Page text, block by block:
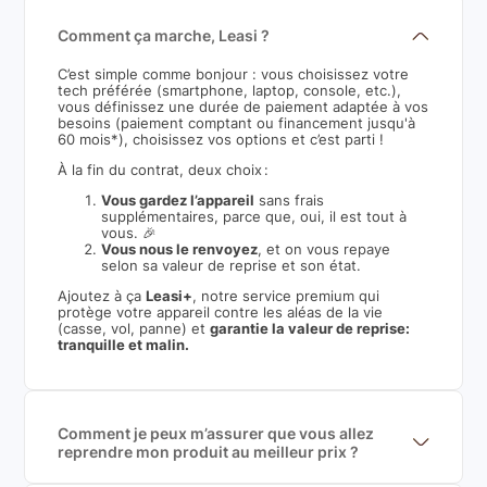
Comment ça marche, Leasi ?
C’est simple comme bonjour : vous choisissez votre
tech préférée (smartphone, laptop, console, etc.),
vous définissez une durée de paiement adaptée à vos
besoins (paiement comptant ou financement jusqu'à
60 mois*), choisissez vos options et c’est parti !
À la fin du contrat, deux choix :
Vous gardez l’appareil sans frais
supplémentaires, parce que, oui, il est tout à
vous. 🎉
Vous nous le renvoyez, et on vous repaye
selon sa valeur de reprise et son état.
Ajoutez à ça Leasi+, notre service premium qui
protège votre appareil contre les aléas de la vie
(casse, vol, panne) etgarantie la valeur de reprise:
tranquille et malin.
Comment je peux m’assurer que vous allez
reprendre mon produit au meilleur prix ?